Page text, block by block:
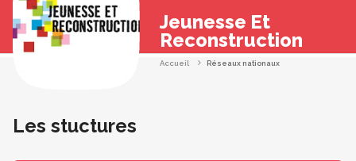
Jeunesse Et
Reconstruction
Accueil Réseaux nationaux
Les stuctures